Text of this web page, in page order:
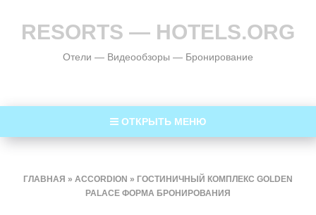
RESORTS — HOTELS.ORG
Отели — Видеообзоры — Бронирование
ОТКРЫТЬ МЕНЮ
ГЛАВНАЯ » ACCORDION » ГОСТИНИЧНЫЙ КОМПЛЕКС GOLDEN
PALACE ФОРМА БРОНИРОВАНИЯ